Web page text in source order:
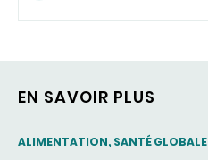
EN SAVOIR PLUS
THEMATIC
ALIMENTATION, SANTÉ GLOBALE